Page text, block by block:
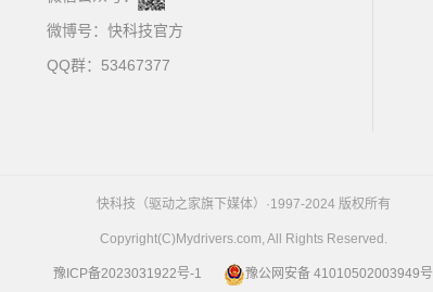
微博号： 快科技官方
QQ群：53467377
快科技（驱动之家旗下媒体）·1997-2024 版权所有
Copyright(C)Mydrivers.com, All Rights Reserved.
豫ICP备2023031922号-1 豫公网安备 41010502003949号